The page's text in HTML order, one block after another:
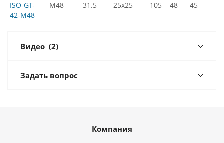
ISO-GT-
42-M48
M48 31.5 25x25 105 48 45
Видео (2)
Задать вопрос
Компания